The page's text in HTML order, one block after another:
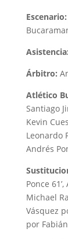
Escenario:
Asistencia:
Árbitro:
Atlético
Santiago
Kevin
Leonardo
Andrés
Ponce
Michael
Vásquez
por